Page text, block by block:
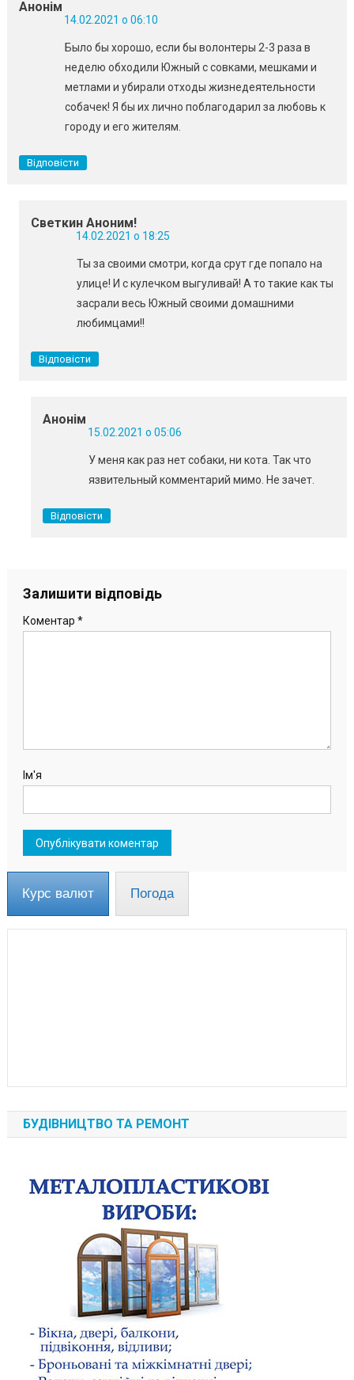
Анонім
14.02.2021 о 06:10
Было бы хорошо, если бы волонтеры 2-3 раза в
неделю обходили Южный с совками, мешками и
метлами и убирали отходы жизнедеятельности
собачек! Я бы их лично поблагодарил за любовь к
городу и его жителям.
Відповісти
Светкин Аноним!
14.02.2021 о 18:25
Ты за своими смотри, когда срут где попало на
улице! И с кулечком выгуливай! А то такие как ты
засрали весь Южный своими домашними
любимцами!!
Відповісти
Анонім
15.02.2021 о 05:06
У меня как раз нет собаки, ни кота. Так что
язвительный комментарий мимо. Не зачет.
Відповісти
Залишити відповідь
Коментар *
Ім'я
Курс валют Погода
БУДІВНИЦТВО ТА РЕМОНТ